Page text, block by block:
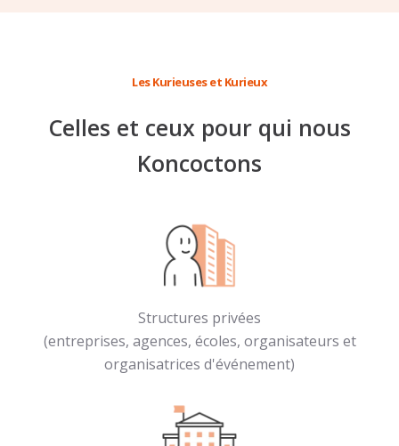
Les Kurieuses et Kurieux
Celles et ceux pour qui nous
Koncoctons
Structures privées
(entreprises, agences, écoles, organisateurs et
organisatrices d'événement)